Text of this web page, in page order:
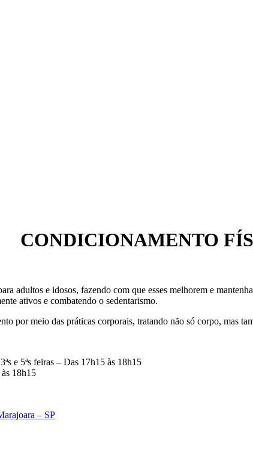
CONDICIONAMENTO
adultos e idosos, fazendo com que esses melhorem e
ativos e combatendo o sedentarismo.
por meio das práticas corporais, tratando não só corpo, mas
e 5ªs feiras – Das 17h15 às 18h15
às 18h15
– SP